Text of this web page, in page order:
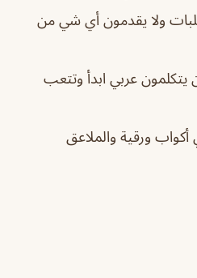
ولا يقدمون أي شي من
يتكلمون عربي ابدأ وتتعب
أكواب ورقية والملاعق